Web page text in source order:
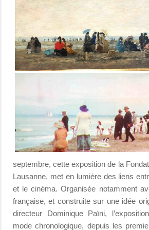
septembre, cette exposition de la
Lausanne, met en lumière des liens
et le cinéma. Organisée notamment
française, et construite sur une idée
directeur Dominique Païni,
mode chronologique, depuis les